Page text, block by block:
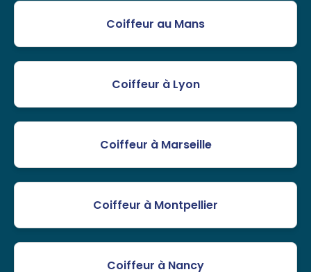
Coiffeur au Mans
Coiffeur à Lyon
Coiffeur à Marseille
Coiffeur à Montpellier
Coiffeur à Nancy